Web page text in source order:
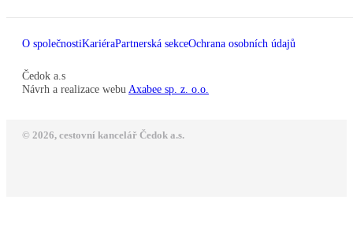
O společnostiKariéraPartnerská sekceOchrana osobních údajů
Čedok a.s
Návrh a realizace webu Axabee sp. z. o.o.
© 2026, cestovní kancelář Čedok a.s.